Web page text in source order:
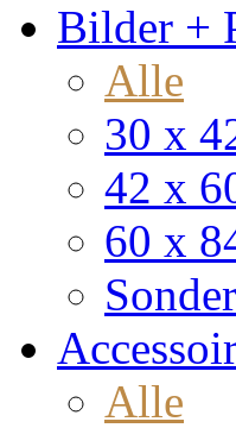
Bilder +
Alle
30 x
42 x
60 x
Alle